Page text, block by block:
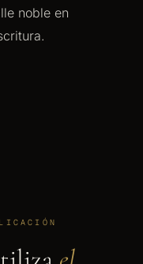
noble en